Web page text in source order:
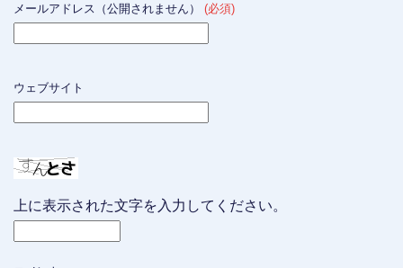
メールアドレス（公開されません） (必須)
ウェブサイト
上に表示された文字を入力してください。